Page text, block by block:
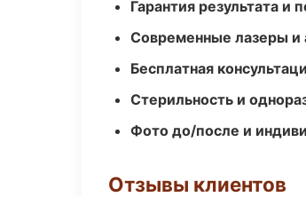
Гарантия результата
Современные лазеры и
Бесплатная
Стерильность и
Фото до/после и
Отзывы клиентов